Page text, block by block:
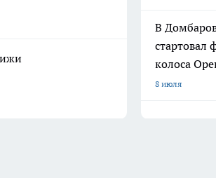
В
стартовал
колоса
8 июля